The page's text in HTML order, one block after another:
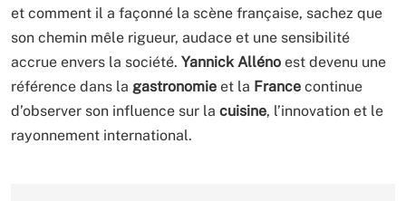
et comment il a façonné la scène française, sachez que
son chemin mêle rigueur, audace et une sensibilité
accrue envers la société. Yannick Alléno est devenu une
référence dans la gastronomie et la France continue
d’observer son influence sur la cuisine, l’innovation et le
rayonnement international.